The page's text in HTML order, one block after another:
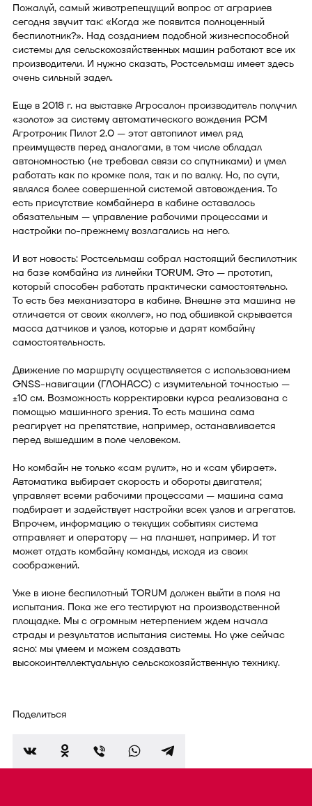
Пожалуй, самый животрепещущий вопрос от аграриев
сегодня звучит так: «Когда же появится полноценный
беспилотник?». Над созданием подобной жизнеспособной
системы для сельскохозяйственных машин работают все их
производители. И нужно сказать, Ростсельмаш имеет здесь
очень сильный задел.
Еще в 2018 г. на выставке Агросалон производитель получил
«золото» за систему автоматического вождения РСМ
Агротроник Пилот 2.0 — этот автопилот имел ряд
преимуществ перед аналогами, в том числе обладал
автономностью (не требовал связи со спутниками) и умел
работать как по кромке поля, так и по валку. Но, по сути,
являлся более совершенной системой автовождения. То
есть присутствие комбайнера в кабине оставалось
обязательным — управление рабочими процессами и
настройки по-прежнему возлагались на него.
И вот новость: Ростсельмаш собрал настоящий беспилотник
на базе комбайна из линейки TORUM. Это — прототип,
который способен работать практически самостоятельно.
То есть без механизатора в кабине. Внешне эта машина не
отличается от своих «коллег», но под обшивкой скрывается
масса датчиков и узлов, которые и дарят комбайну
самостоятельность.
Движение по маршруту осуществляется с использованием
GNSS-навигации (ГЛОНАСС) с изумительной точностью —
±10 см. Возможность корректировки курса реализована с
помощью машинного зрения. То есть машина сама
реагирует на препятствие, например, останавливается
перед вышедшим в поле человеком.
Но комбайн не только «сам рулит», но и «сам убирает».
Автоматика выбирает скорость и обороты двигателя;
управляет всеми рабочими процессами — машина сама
подбирает и задействует настройки всех узлов и агрегатов.
Впрочем, информацию о текущих событиях система
отправляет и оператору — на планшет, например. И тот
может отдать комбайну команды, исходя из своих
соображений.
Уже в июне беспилотный TORUM должен выйти в поля на
испытания. Пока же его тестируют на производственной
площадке. Мы с огромным нетерпением ждем начала
страды и результатов испытания системы. Но уже сейчас
ясно: мы умеем и можем создавать
высокоинтеллектуальную сельскохозяйственную технику.
Поделиться